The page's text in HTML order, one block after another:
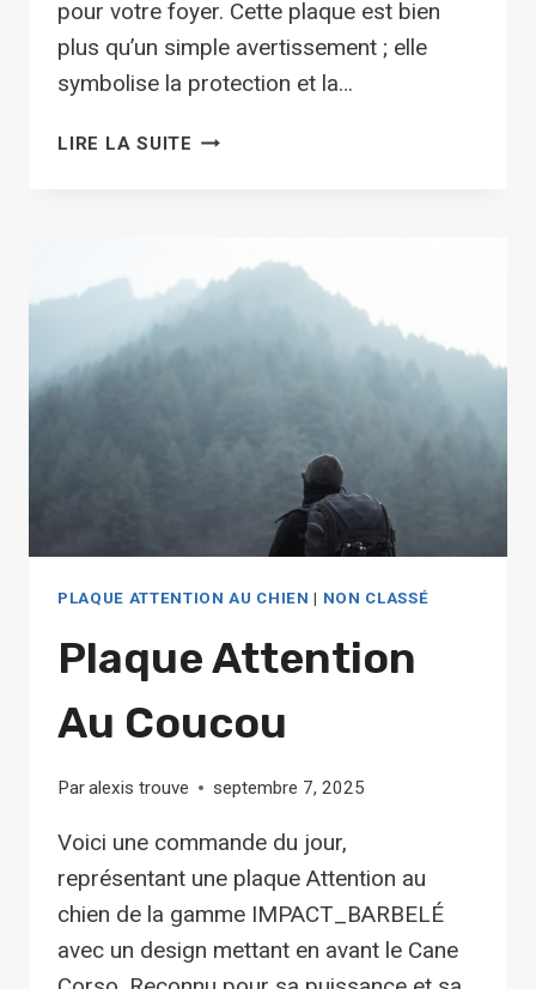
pour votre foyer. Cette plaque est bien
plus qu’un simple avertissement ; elle
symbolise la protection et la…
LIRE LA SUITE ATTENTION
PLAQUE ATTENTION AU CHIEN | NON CLASSÉ
Plaque Attention
Au Coucou
Paralexis trouve septembre 7, 2025
Voici une commande du jour,
représentant une plaque Attention au
chien de la gamme IMPACT_BARBELÉ
avec un design mettant en avant le Cane